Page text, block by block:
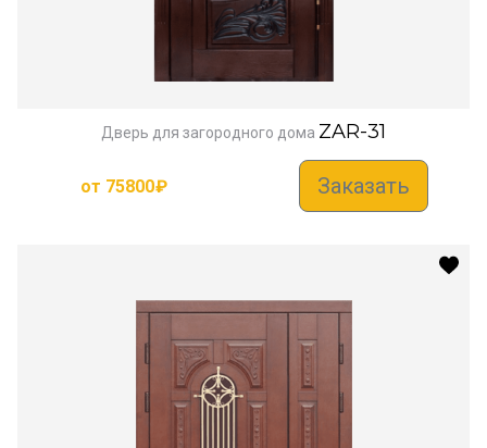
Дверь для загородного дома ZAR-31
от 75800₽ Заказать